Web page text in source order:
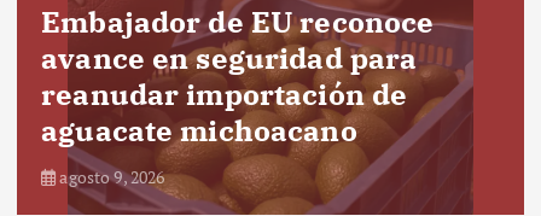
Embajador de EU reconoce
avance en seguridad para
reanudar importación de
aguacate michoacano
agosto 9, 2026